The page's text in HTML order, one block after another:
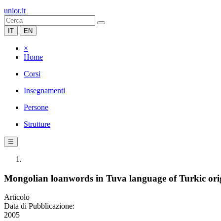
unior.it
IT EN
×
Home
Corsi
Insegnamenti
Persone
Strutture
☰
Mongolian loanwords in Tuva language of Turkic
Articolo
Data di Pubblicazione:
2005